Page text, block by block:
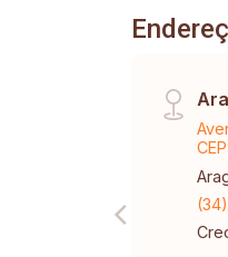
CEP: